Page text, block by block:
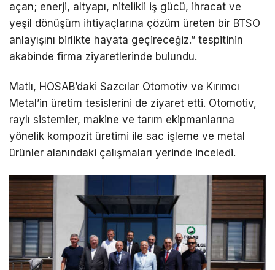
açan; enerji, altyapı, nitelikli iş gücü, ihracat ve
yeşil dönüşüm ihtiyaçlarına çözüm üreten bir BTSO
anlayışını birlikte hayata geçireceğiz.” tespitinin
akabinde firma ziyaretlerinde bulundu.
Matlı, HOSAB’daki Sazcılar Otomotiv ve Kırımcı
Metal’in üretim tesislerini de ziyaret etti. Otomotiv,
raylı sistemler, makine ve tarım ekipmanlarına
yönelik kompozit üretimi ile sac işleme ve metal
ürünler alanındaki çalışmaları yerinde inceledi.